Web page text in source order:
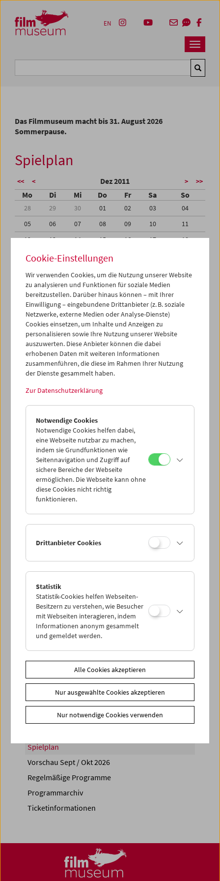
Zum Inhalt
Zum Hauptmenü
Zur Servicenavigation
Zum Suche
Navbar
EN
Das Filmmuseum macht bis 31. August 2026
Sommerpause.
Spielplan
<< < Dez 2011 > >>
Mo Di Mi Do Fr Sa So
28 29 30 01 02 03
04
05
06 07 08 09 10
11
12
13 14 15 16 17
18
19
20 21 22
26
28 30
01
02
03 04 05 06 07
iCalender
Programmheft-PDF
English language or subtitles
< Vorherige Woche
Mo 26.12.
Di 27.12.
Mi 28.12.
Do 29.12.
Sa 31.12.
PROGRAMM ÜBERBLICK
Share on
Spielplan
Vorschau Sept / Okt 2026
Regelmäßige Programme
Programmarchiv
Ticketinformationen
Cookie-Einstellungen
Wir verwenden Cookies, um die Nutzung unserer Website
zu analysieren und Funktionen für soziale Medien
bereitzustellen. Darüber hinaus können – mit Ihrer
Einwilligung – eingebundene Drittanbieter (z. B. soziale
Netzwerke, externe Medien oder Analyse-Dienste)
Cookies einsetzen, um Inhalte und Anzeigen zu
personalisieren sowie Ihre Nutzung unserer Website
auszuwerten. Diese Anbieter können die dabei
erhobenen Daten mit weiteren Informationen
zusammenführen, die diese im Rahmen Ihrer Nutzung
der Dienste gesammelt haben.
Zur Datenschutzerklärung
Notwendige Cookies
Notwendige Cookies helfen dabei,
eine Webseite nutzbar zu machen,
indem sie Grundfunktionen wie
Seitennavigation und Zugriff auf
sichere Bereiche der Webseite
ermöglichen. Die Webseite kann ohne
diese Cookies nicht richtig
funktionieren.
Drittanbieter Cookies
Statistik
Statistik-Cookies helfen Webseiten-
Besitzern zu verstehen, wie Besucher
mit Webseiten interagieren, indem
Informationen anonym gesammelt
und gemeldet werden.
Alle Cookies akzeptieren
Nur ausgewählte Cookies akzeptieren
Nur notwendige Cookies verwenden